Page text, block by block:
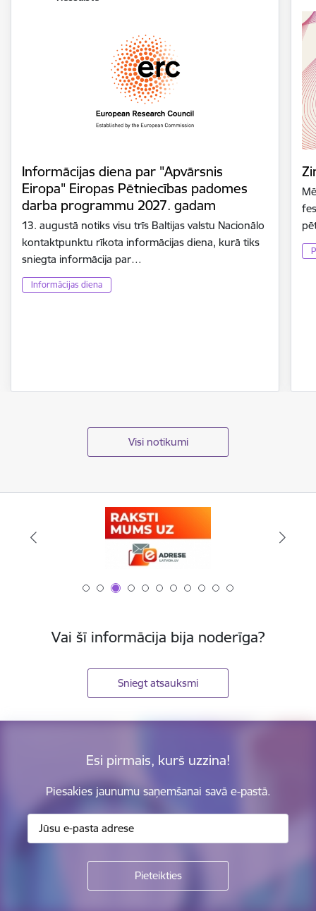
Informācijas diena par "Apvārsnis
Eiropa" Eiropas Pētniecības padomes
darba programmu 2027. gadam
13. augustā notiks visu trīs Baltijas valstu Nacionālo
kontaktpunktu rīkota informācijas diena, kurā tiks
sniegta informācija par…
Informācijas diena
Visi notikumi
Vai šī informācija bija noderīga?
Sniegt atsauksmi
Esi pirmais, kurš uzzina!
Piesakies jaunumu saņemšanai savā e-pastā.